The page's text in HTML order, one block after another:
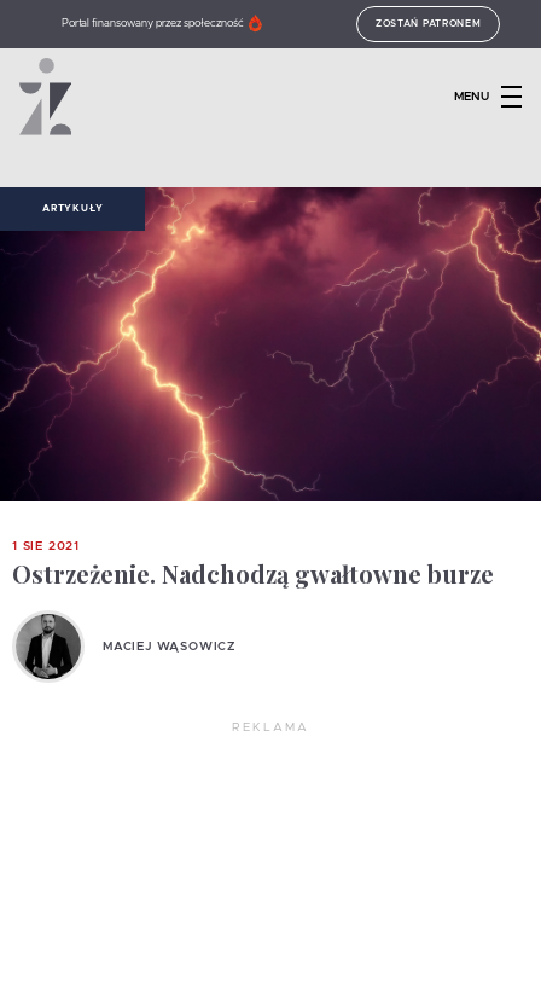
Portal finansowany przez społeczność ZOSTAŃ PATRONEM
MENU
ARTYKUŁY
1 SIE 2021
Ostrzeżenie. Nadchodzą gwałtowne burze
MACIEJ WĄSOWICZ
REKLAMA